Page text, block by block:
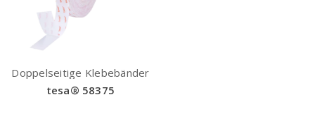
Doppelseitige Klebebänder
tesa® 58375